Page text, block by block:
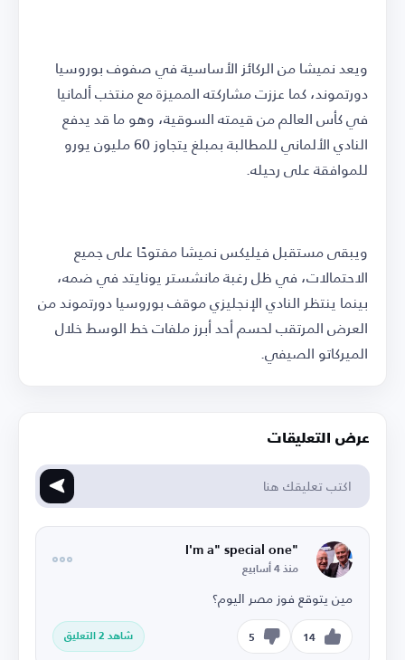
ويعد نميشا من الركائز الأساسية في صفوف بوروسيا
دورتموند، كما عززت مشاركته المميزة مع منتخب ألمانيا
في كأس العالم من قيمته السوقية، وهو ما قد يدفع
النادي الألماني للمطالبة بمبلغ يتجاوز 60 مليون يورو
للموافقة على رحيله.
ويبقى مستقبل فيليكس نميشا مفتوحًا على جميع
الاحتمالات، في ظل رغبة مانشستر يونايتد في ضمه،
بينما ينتظر النادي الإنجليزي موقف بوروسيا دورتموند من
العرض المرتقب لحسم أحد أبرز ملفات خط الوسط خلال
الميركاتو الصيفي.
عرض التعليقات
"I'm a" special one
منذ 4 أسابيع
مين يتوقع فوز مصر اليوم؟
14
5 شاهد 2 التعليق